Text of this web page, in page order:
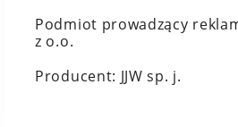
Podmiot prowadzący
z o.o.
Producent: JJW sp. j.